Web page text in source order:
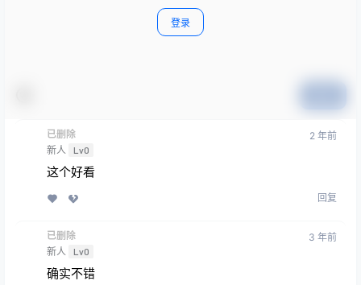
登录
已删除
新人 Lv0
2 年前
这个好看
回复
已删除
新人 Lv0
3 年前
确实不错